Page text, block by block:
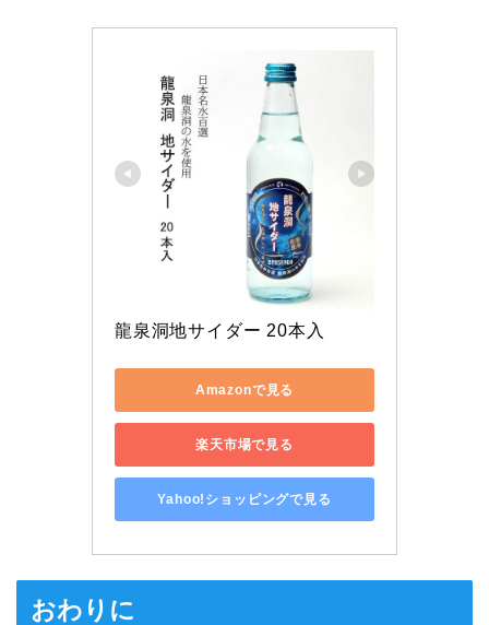
龍泉洞地サイダー 20本入
Amazonで見る
楽天市場で見る
Yahoo!ショッピングで見る
おわりに